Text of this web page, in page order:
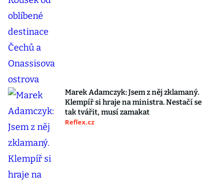
Marek Adamczyk: Jsem z něj zklamaný.
Klempíř si hraje na ministra. Nestačí se
tak tvářit, musí zamakat
Reflex.cz